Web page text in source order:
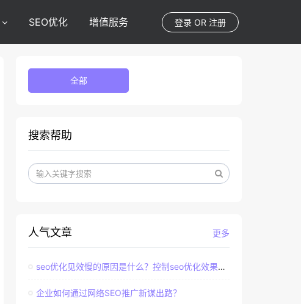
登录 OR 注册
SEO优化 增值服务
全部
搜索帮助
更多
人气文章
seo优化见效慢的原因是什么？控制seo优化效果的直接因素
企业如何通过网络SEO推广新谋出路？